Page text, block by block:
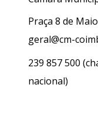
Praça 8 de
geral@cm-
239 857 500
nacional)